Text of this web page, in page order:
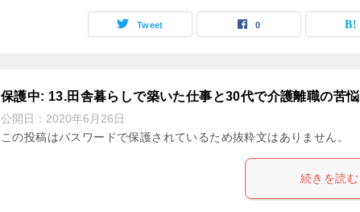
Tweet 0
保護中: 13.田舎暮らしで築いた仕事と30代で介護離職の苦悩
公開日： 2020年6月26日
この投稿はパスワードで保護されているため抜粋文はありません。
続きを読む